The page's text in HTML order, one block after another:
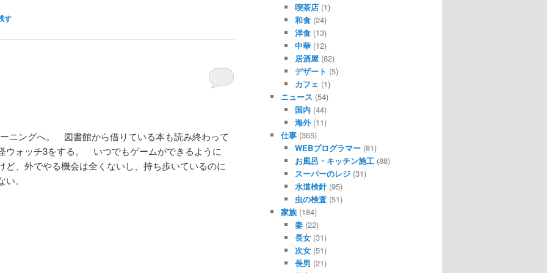
す
ニングへ。 図書館から借りている本も読み終わって
ウォッチ3をする。 いつでもゲームができるように
ど、外でやる機会は全くないし、持ち歩いているのに
。
喫茶店(1)
和食(24)
洋食(13)
中華(12)
居酒屋(82)
デザート (5)
カフェ (1)
ニュース (54)
国内(44)
海外(11)
仕事 (365)
WEBプログラマー(81)
お風呂・キッチン施工(88)
スーパーのレジ(31)
水道検針(95)
虫の検査(51)
家族 (184)
妻(22)
長女(31)
次女(51)
長男 (21)